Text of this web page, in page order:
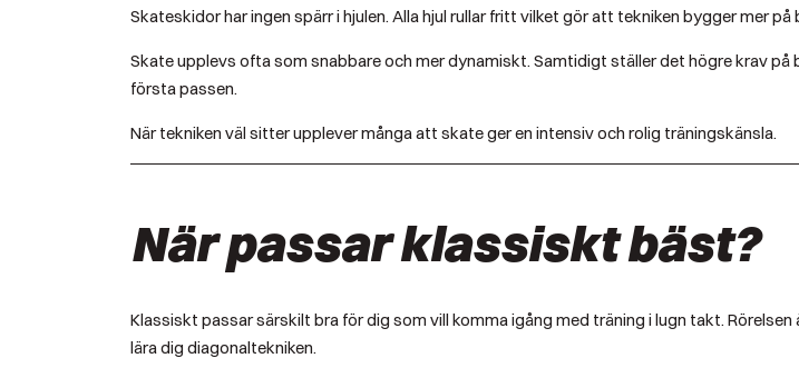
Skateskidor har ingen spärr i hjulen. Alla hjul rullar fritt vilket gör att tekniken bygger mer på
Skate upplevs ofta som snabbare och mer dynamiskt. Samtidigt ställer det högre krav
första passen.
När tekniken väl sitter upplever många att skate ger en intensiv och rolig träningskänsla.
När passar klassiskt bäst?
Klassiskt passar särskilt bra för dig som vill komma igång med träning i lugn takt.
lära dig diagonaltekniken.